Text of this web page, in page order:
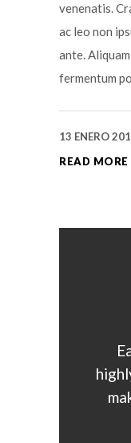
venenatis.
ac leo non
ante.
fermentum
13 ENERO
READ MORE